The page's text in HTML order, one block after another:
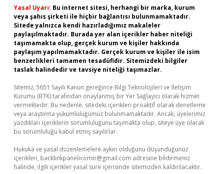
Yasal Uyarı: Bu internet sitesi, herhangi bir marka, kurum
veya şahıs şirketi ile hiçbir bağlantısı bulunmamaktadır.
Sitede yalnızca kendi hazırladığımız makaleler
paylaşılmaktadır. Burada yer alan içerikler haber niteliği
taşımamakta olup, gerçek kurum ve kişiler hakkında
paylaşım yapılmamaktadır. Gerçek kurum ve kişiler ile isim
benzerlikleri tamamen tesadüfidir. Sitemizdeki bilgiler
taslak halindedir ve tavsiye niteliği taşımazlar.
Sitemiz, 5651 Sayılı Kanun gereğince Bilgi Teknolojileri ve İletişim
Kurumu (BTK) tarafından onaylanmış bir Yer Sağlayıcı olarak hizmet
vermektedir. Bu nedenle, sitedeki içerikleri proaktif olarak denetleme
veya araştırma yükümlülüğümüz bulunmamaktadır. Ancak, üyelerimiz
yazdıkları içeriklerin sorumluluğunu taşımakta olup, siteye üye olarak
bu sorumluluğu kabul etmiş sayılırlar.
Hukuka ve yasal düzenlemelere aykırı olduğunu düşündüğünüz
içerikleri, backlinkpanelicomtr@gmail.com adresine bildirmeniz
halinde, ilgili içerikler yasal süre içerisinde sitemizden kaldırılacaktır.